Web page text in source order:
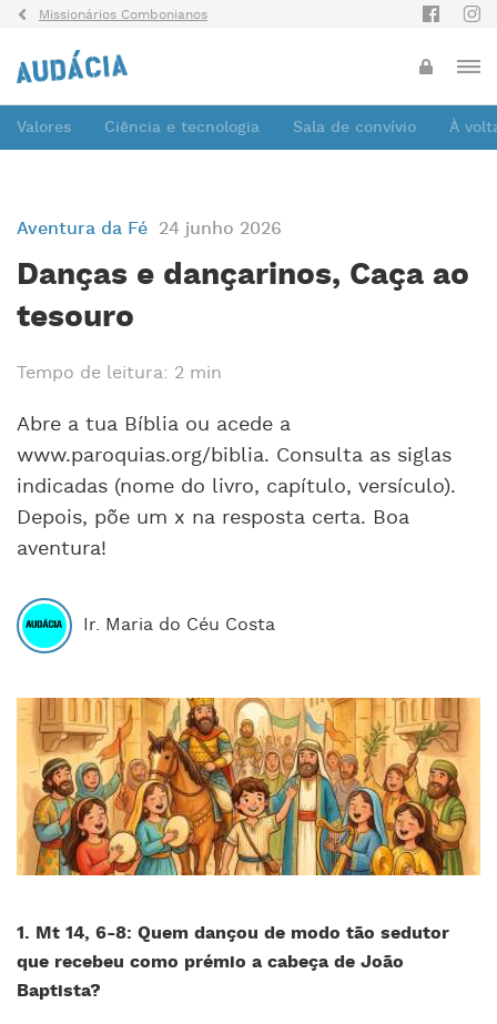
Missionários Combonianos
Valores Ciência e tecnologia Sala de convívio À
Aventura da Fé 24 junho 2026
Danças e dançarinos, Caça ao
tesouro
Tempo de leitura: 2 min
Abre a tua Bíblia ou acede a
www.paroquias.org/biblia. Consulta as siglas
indicadas (nome do livro, capítulo, versículo).
Depois, põe um x na resposta certa. Boa
aventura!
Ir. Maria do Céu Costa
1. Mt 14, 6-8: Quem dançou de modo tão sedutor
que recebeu como prémio a cabeça de João
Baptista?